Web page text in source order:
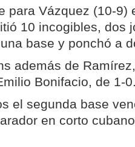
para Vázquez (10-9)
10 incogibles, dos
base y ponchó a
además de
Bonifacio, de 1-
el segunda base
en corto